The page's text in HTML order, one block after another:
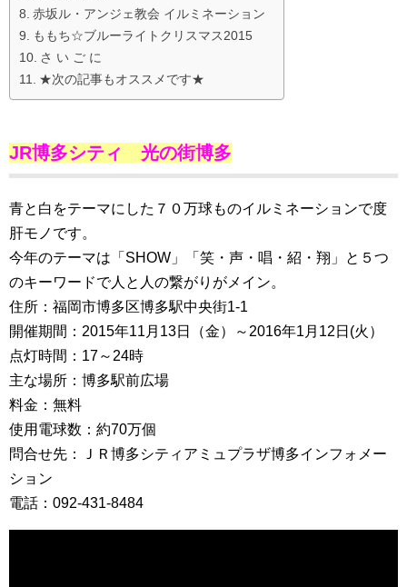
赤坂ル・アンジェ教会 イルミネーション
ももち☆ブルーライトクリスマス2015
さ い ご に
★次の記事もオススメです★
JR博多シティ 光の街博多
青と白をテーマにした７０万球ものイルミネーションで度
肝モノです。
今年のテーマは「SHOW」「笑・声・唱・紹・翔」と５つ
のキーワードで人と人の繋がりがメイン。
住所：福岡市博多区博多駅中央街1-1
開催期間：2015年11月13日（金）～2016年1月12日(火）
点灯時間：17～24時
主な場所：博多駅前広場
料金：無料
使用電球数：約70万個
問合せ先：ＪＲ博多シティアミュプラザ博多インフォメー
ション
電話：092-431-8484